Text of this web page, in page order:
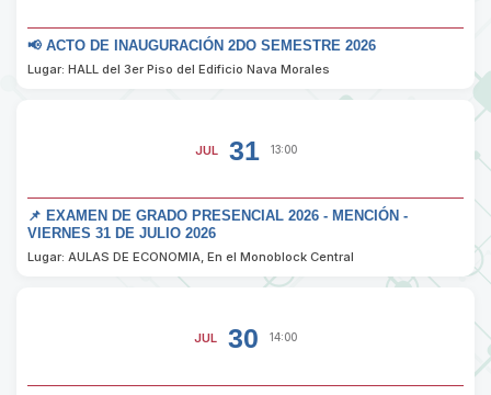
📢 ACTO DE INAUGURACIÓN 2DO SEMESTRE 2026
Lugar: HALL del 3er Piso del Edificio Nava Morales
JUL 31 13:00
📌 EXAMEN DE GRADO PRESENCIAL 2026 - MENCIÓN -
VIERNES 31 DE JULIO 2026
Lugar: AULAS DE ECONOMIA, En el Monoblock Central
JUL 30 14:00